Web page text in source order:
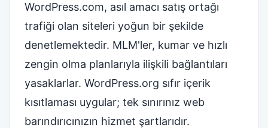
WordPress.com, asıl amacı satış ortağı
trafiği olan siteleri yoğun bir şekilde
denetlemektedir. MLM'ler, kumar ve hızlı
zengin olma planlarıyla ilişkili bağlantıları
yasaklarlar. WordPress.org sıfır içerik
kısıtlaması uygular; tek sınırınız web
barındırıcınızın hizmet şartlarıdır.